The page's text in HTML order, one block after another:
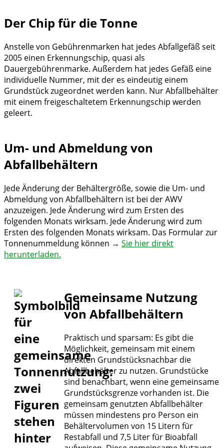
Der Chip für die Tonne
Anstelle von Gebührenmarken hat jedes Abfallgefäß seit
2005 einen Erkennungschip, quasi als
Dauergebührenmarke. Außerdem hat jedes Gefäß eine
individuelle Nummer, mit der es eindeutig einem
Grundstück zugeordnet werden kann. Nur Abfallbehälter
mit einem freigeschaltetem Erkennungschip werden
geleert.
Um- und Abmeldung von
Abfallbehältern
Jede Änderung der Behältergröße, sowie die Um- und
Abmeldung von Abfallbehältern ist bei der AWV
anzuzeigen. Jede Änderung wird zum Ersten des
folgenden Monats wirksam. Jede Änderung wird zum
Ersten des folgenden Monats wirksam. Das Formular zur
Tonnenummeldung können → Sie hier direkt
herunterladen.
Gemeinsame Nutzung
von Abfallbehältern
Praktisch und sparsam: Es gibt die
Möglichkeit, gemeinsam mit einem
direkten Grundstücksnachbar die
Abfallbehälter zu nutzen. Grundstücke
sind benachbart, wenn eine gemeinsame
Grundstücksgrenze vorhanden ist. Die
gemeinsam genutzten Abfallbehälter
müssen mindestens pro Person ein
Behältervolumen von 15 Litern für
Restabfall und 7,5 Liter für Bioabfall